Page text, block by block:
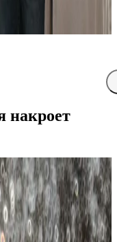
накроет